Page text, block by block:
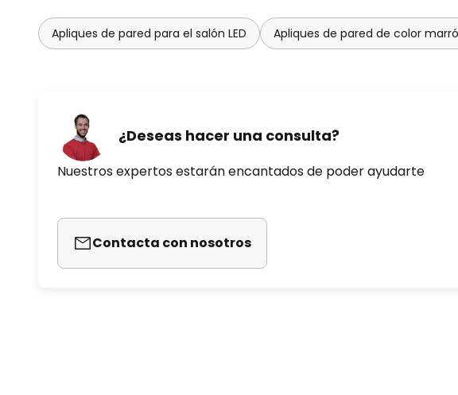
Apliques de pared para el salón LED Apliques de pared de color
¿Deseas hacer una consulta?
Nuestros expertos estarán encantados de poder ayudarte
Contacta con nosotros